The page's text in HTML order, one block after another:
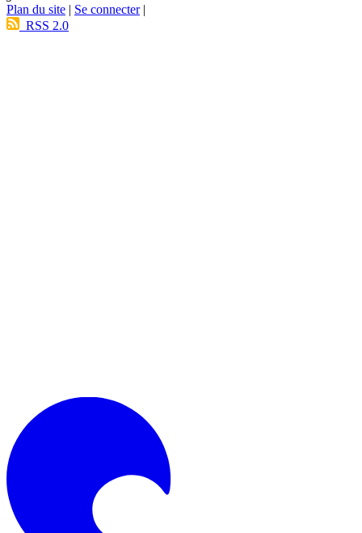
Plan du site | Se connecter|
RSS 2.0